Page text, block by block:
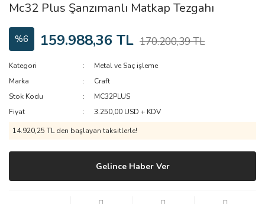
Mc32 Plus Şanzımanlı Matkap Tezgahı
%6 159.988,36 TL 170.200,39 TL
Kategori
Metal ve Saç işleme
Marka
Craft
Stok Kodu
MC32PLUS
Fiyat
3.250,00 USD + KDV
14.920,25 TL den başlayan taksitlerle!
Gelince Haber Ver